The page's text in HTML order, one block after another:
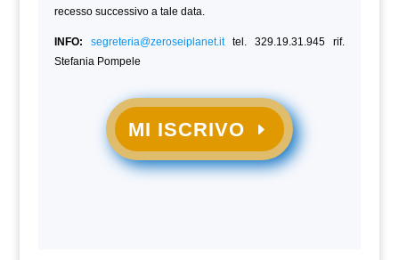
recesso successivo a tale data.
INFO: segreteria@zeroseiplanet.ittel. 329.19.31.945 rif.
Stefania Pompele
MI ISCRIVO